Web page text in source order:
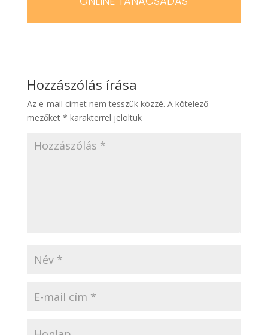
Hozzászólás írása
Az e-mail címet nem tesszük közzé. A kötelező
mezőket * karakterrel jelöltük